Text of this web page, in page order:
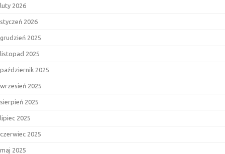
luty 2026
styczeń 2026
grudzień 2025
listopad 2025
październik 2025
wrzesień 2025
sierpień 2025
lipiec 2025
czerwiec 2025
maj 2025